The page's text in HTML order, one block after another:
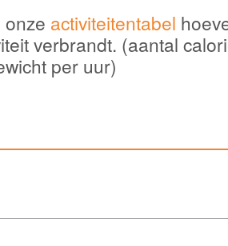
onze activiteitentabel
verbrandt. (aantal
per uur)